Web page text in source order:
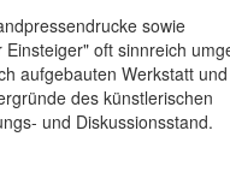
sowie
oft sinnreich
aufgebauten Werkstatt und
des künstlerischen
und Diskussionsstand.